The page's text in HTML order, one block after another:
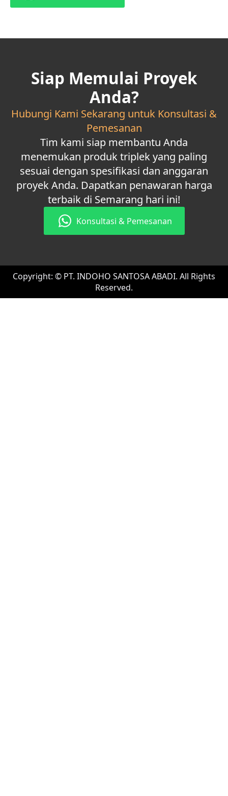
Siap Memulai Proyek
Anda?
Hubungi Kami Sekarang untuk Konsultasi &
Pemesanan
Tim kami siap membantu Anda
menemukan produk triplek yang paling
sesuai dengan spesifikasi dan anggaran
proyek Anda. Dapatkan penawaran harga
terbaik di Semarang hari ini!
Konsultasi & Pemesanan
Copyright: © PT. INDOHO SANTOSA ABADI. All Rights
Reserved.